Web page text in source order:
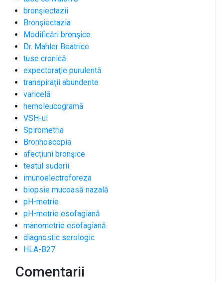
bronşiectazii
Bronşiectazia
Modificări bronşice
Dr. Mahler Beatrice
tuse cronică
expectoraţie purulentă
transpiraţii abundente
varicelă
hemoleucogramă
VSH-ul
Spirometria
Bronhoscopia
afecţiuni bronşice
testul sudorii
imunoelectroforeza
biopsie mucoasă nazală
pH-metrie
pH-metrie esofagiană
manometrie esofagiană
diagnostic serologic
HLA-B27
Comentarii